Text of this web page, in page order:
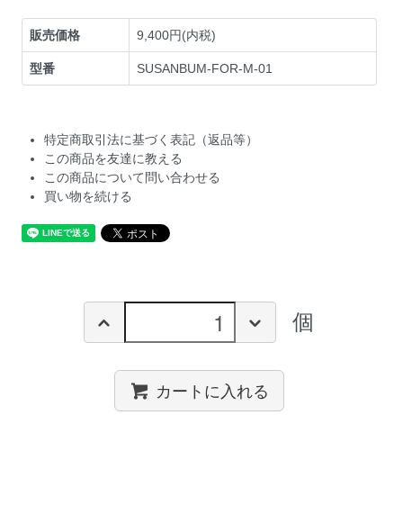
販売価格 9,400円(内税)
型番 SUSANBUM-FOR-M-01
特定商取引法に基づく表記（返品等）
この商品を友達に教える
この商品について問い合わせる
買い物を続ける
個
カートに入れる